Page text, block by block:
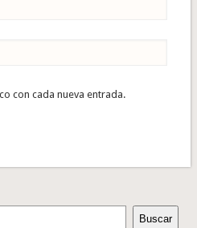
con cada nueva entrada.
Buscar